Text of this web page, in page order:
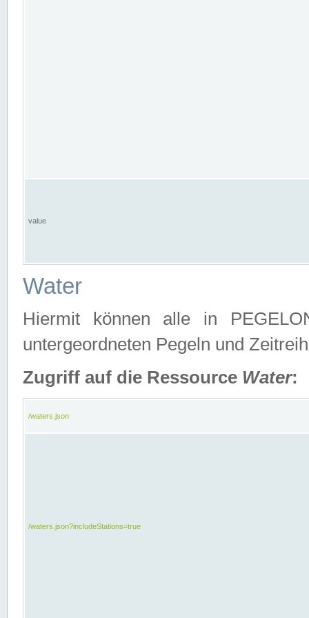
value
Water
Hiermit können alle in
untergeordneten Pegeln und
Zugriff auf die Ressource Water:
/waters.json
/waters.json?includeStations=true